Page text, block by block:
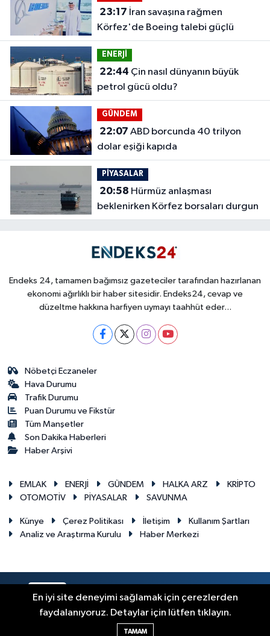
23:17
Körfez'de Boeing talebi güçlü
ENERJİ
22:44
petrol gücü oldu?
GÜNDEM
22:07
dolar eşiği kapıda
PİYASALAR
20:58
beklenirken Körfez borsaları durgun
Endeks 24, tamamen bağımsız gazeteciler tarafından hazırlanan
ekonomi ağırlıklı bir haber sitesidir. Endeks24, cevap ve
düzeltme hakkına harfiyen uymayı taahhüt eder...
Nöbetçi Eczaneler
Hava Durumu
Trafik Durumu
Puan Durumu ve Fikstür
Tüm Manşetler
Son Dakika Haberleri
Haber Arşivi
EMLAK ENERJİ GÜNDEM HALKA ARZ
KRİPTO
OTOMOTİV
PİYASALAR SAVUNMA
Künye Çerez Politikası İletişim
Kullanım Şartları
Analiz ve Araştırma Kurulu
Haber Merkezi
Haber Yazılımı:
En iyi site deneyimi sağlamak için çerezlerden
faydalanıyoruz. Detaylar için lütfen tıklayın.
TAMAM